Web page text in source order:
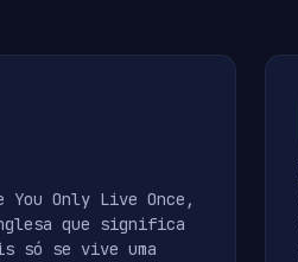
Only Live Once,
que significa
só se vive uma